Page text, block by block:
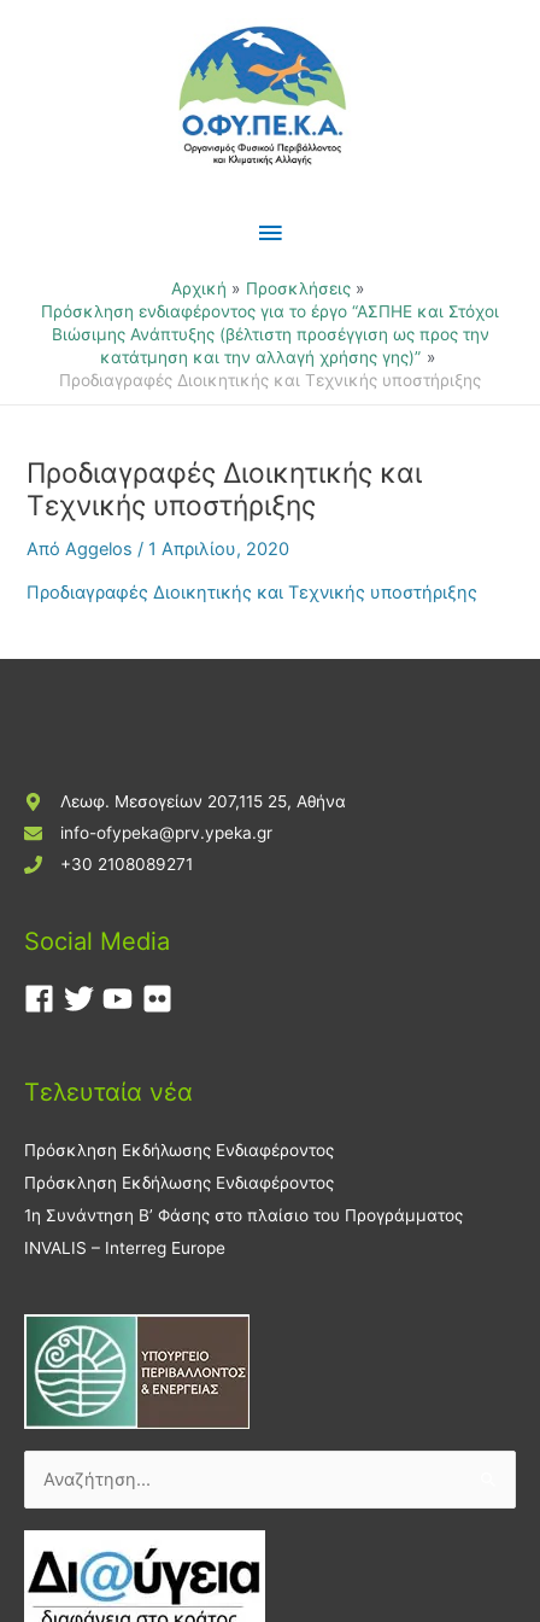
Κύριο
Μενού
Αρχική
Προσκλήσεις
Πρόσκληση ενδιαφέροντος για το έργο “ΑΣΠΗΕ και Στόχοι
Βιώσιμης Ανάπτυξης (βέλτιστη προσέγγιση ως προς την
κατάτμηση και την αλλαγή χρήσης γης)”
Προδιαγραφές Διοικητικής και Τεχνικής υποστήριξης
Προδιαγραφές Διοικητικής και
Τεχνικής υποστήριξης
ΑπόAggelos/1 Απριλίου, 2020
Προδιαγραφές Διοικητικής και Τεχνικής υποστήριξης
Λεωφ. Μεσογείων 207,115 25, Αθήνα
info-ofypeka@prv.ypeka.gr
+30 2108089271
Social Media
Τελευταία νέα
Πρόσκληση Εκδήλωσης Ενδιαφέροντος
Πρόσκληση Εκδήλωσης Ενδιαφέροντος
1η Συνάντηση Β’ Φάσης στο πλαίσιο του Προγράμματος
INVALIS – Interreg Europe
Αναζήτηση